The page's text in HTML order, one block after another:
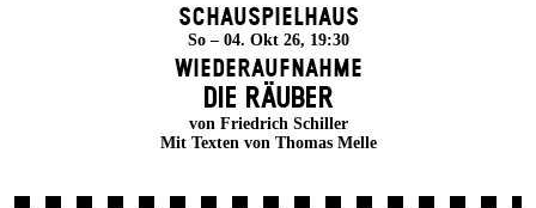
Schauspielhaus
So – 04. Okt 26, 19:30
Wiederaufnahme
DIE RÄUBER
von Friedrich Schiller
Mit Texten von Thomas Melle